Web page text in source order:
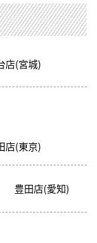
店(宮城)
店(東京)
豊田店(愛知)